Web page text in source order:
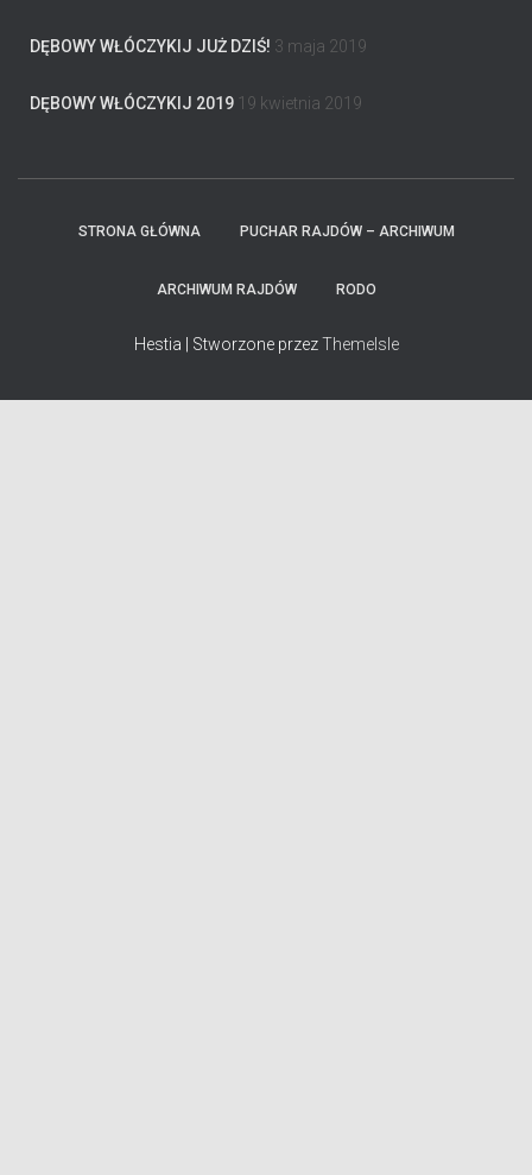
DĘBOWY WŁÓCZYKIJ JUŻ DZIŚ! 3 maja 2019
DĘBOWY WŁÓCZYKIJ 2019 19 kwietnia 2019
STRONA GŁÓWNA PUCHAR RAJDÓW – ARCHIWUM
ARCHIWUM RAJDÓW RODO
Hestia | Stworzone przezThemeIsle